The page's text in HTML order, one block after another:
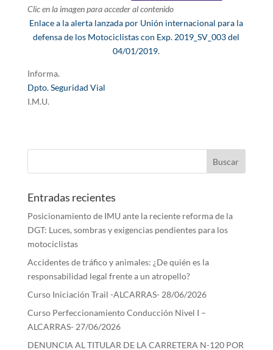
Clic en la imagen para acceder al contenido
Enlace a la alerta lanzada por Unión internacional para la
defensa de los Motociclistas con Exp. 2019_SV_003 del
04/01/2019.
Informa.
Dpto. Seguridad Vial
I.M.U.
Entradas recientes
Posicionamiento de IMU ante la reciente reforma de la
DGT: Luces, sombras y exigencias pendientes para los
motociclistas
Accidentes de tráfico y animales: ¿De quién es la
responsabilidad legal frente a un atropello?
Curso Iniciación Trail -ALCARRAS- 28/06/2026
Curso Perfeccionamiento Conducción Nivel I –
ALCARRAS- 27/06/2026
DENUNCIA AL TITULAR DE LA CARRETERA N-120 POR